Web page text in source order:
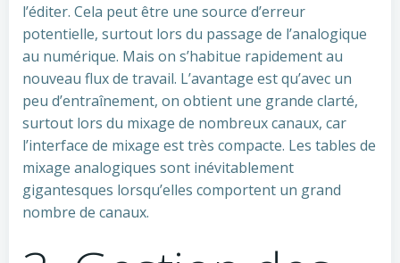
l’éditer. Cela peut être une source d’erreur
potentielle, surtout lors du passage de l’analogique
au numérique. Mais on s’habitue rapidement au
nouveau flux de travail. L’avantage est qu’avec un
peu d’entraînement, on obtient une grande clarté,
surtout lors du mixage de nombreux canaux, car
l’interface de mixage est très compacte. Les tables de
mixage analogiques sont inévitablement
gigantesques lorsqu’elles comportent un grand
nombre de canaux.